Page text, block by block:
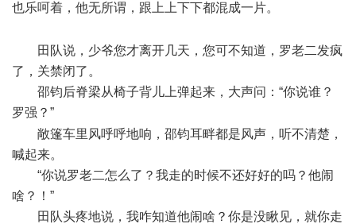
也乐呵着，他无所谓，跟上上下下都混成一片。
田队说，少爷您才离开几天，您可不知道，罗老二发疯
了，关禁闭了。
邵钧后脊梁从椅子背儿上弹起来，大声问：“你说谁？
罗强？”
敞篷车里风呼呼地响，邵钧耳畔都是风声，听不清楚，
喊起来。
“你说罗老二怎么了？我走的时候不还好好的吗？他闹
啥？！”
田队头疼地说，我咋知道他闹啥？你是没瞅见，就你走